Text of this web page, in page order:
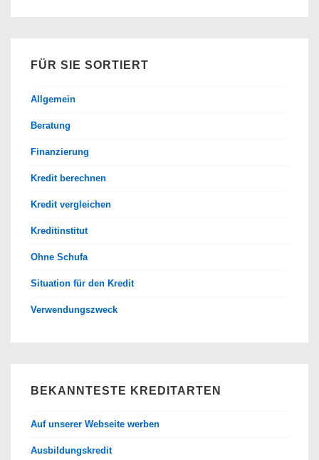
FÜR SIE SORTIERT
Allgemein
Beratung
Finanzierung
Kredit berechnen
Kredit vergleichen
Kreditinstitut
Ohne Schufa
Situation für den Kredit
Verwendungszweck
BEKANNTESTE KREDITARTEN
Auf unserer Webseite werben
Ausbildungskredit